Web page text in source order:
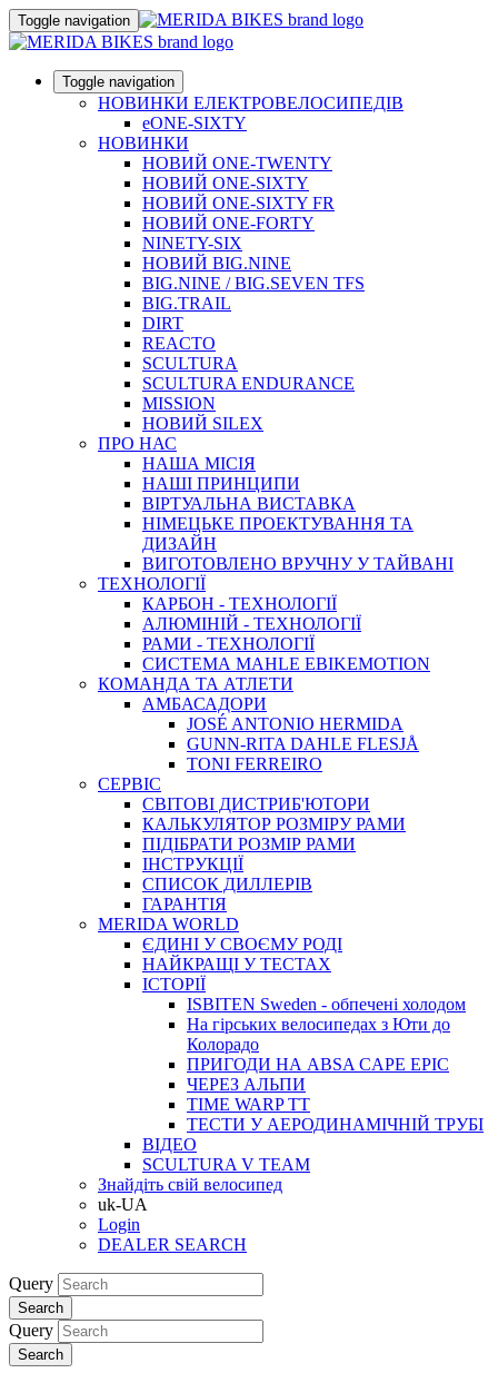
Toggle navigation
Toggle navigation
НОВИНКИ ЕЛЕКТРОВЕЛОСИПЕДІВ
eONE-SIXTY
НОВИНКИ
НОВИЙ ONE-TWENTY
НОВИЙ ONE-SIXTY
НОВИЙ ONE-SIXTY FR
НОВИЙ ONE-FORTY
NINETY-SIX
НОВИЙ BIG.NINE
BIG.NINE / BIG.SEVEN TFS
BIG.TRAIL
DIRT
REACTO
SCULTURA
SCULTURA ENDURANCE
MISSION
НОВИЙ SILEX
ПРО НАС
НАША МICIЯ
НАШI ПРИНЦИПИ
ВIРТУАЛЬНА ВИСТАВКА
НІМЕЦЬКЕ ПРОЕКТУВАННЯ ТА
ДИЗАЙН
ВИГОТОВЛЕНО ВРУЧНУ У ТАЙВАНІ
ТЕХНОЛОГІЇ
КАРБОН - ТЕХНОЛОГІЇ
АЛЮМІНІЙ - ТЕХНОЛОГІЇ
РАМИ - ТЕХНОЛОГІЇ
СИСТЕМА MAHLE EBIKEMOTION
КОМАНДА ТА АТЛЕТИ
АМБАСАДОРИ
JOSÉ ANTONIO HERMIDA
GUNN-RITA DAHLE FLESJÅ
TONI FERREIRO
СЕРВІС
СВІТОВІ ДИСТРИБ'ЮТОРИ
КАЛЬКУЛЯТОР РОЗМIРУ РАМИ
ПІДІБРАТИ РОЗМІР РАМИ
IНСТРУКЦIЇ
СПИСОК ДИЛЛЕРІВ
ГАРАНТIЯ
MERIDA WORLD
ЄДИНI У СВОЄМУ РОДI
НАЙКРАЩІ У ТЕСТАХ
ІСТОРІЇ
ISBITEN Sweden - обпечені холодом
На гірських велосипедах з Юти до
Колорадо
ПРИГОДИ НА ABSA CAPE EPIC
ЧЕРЕЗ АЛЬПИ
TIME WARP TT
ТЕСТИ У АЕРОДИНАМІЧНІЙ ТРУБІ
ВІДЕО
SCULTURA V TEAM
Знайдіть свій велосипед
uk-UA
Login
DEALER SEARCH
Query
Search
Query
Search